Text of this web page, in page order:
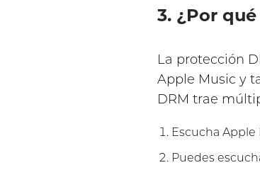
3. ¿Por
La protección
Apple Music y
DRM trae
Escucha
Puedes